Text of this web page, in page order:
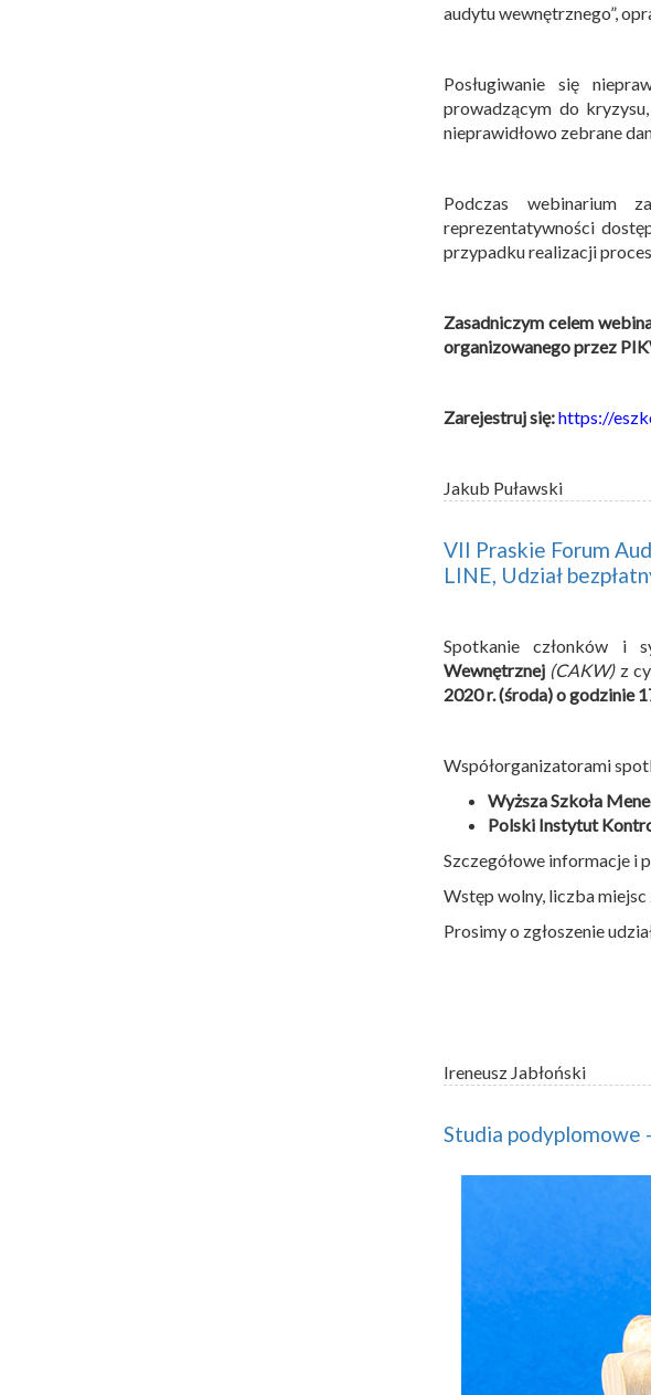
audytu wewnętrznego”,
Posługiwanie się
prowadzącym do
nieprawidłowo zebrane
Podczas webinarium
reprezentatywności
przypadku realizacji
Zasadniczym celem
organizowanego przez
Zarejestruj się:https://
Jakub Puławski
VII Praskie Forum
LINE, Udział
Spotkanie członków i
Wewnętrznej (CAKW)z
2020 r. (środa) o godzinie
Współorganizatorami
Wyższa Szkoła
Polski Instytut
Szczegółowe informacje i
Wstęp wolny, liczba
Prosimy o zgłoszenie
Ireneusz Jabłoński
Studia podyplomowe